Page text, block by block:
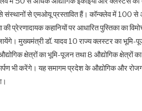
संस्थानों से एमओयू प्रस्तावित हैं। कॉन्क्लेव में 100
प्रेरणादायक कहानियों पर आधारित पुस्तिका का
मुख्यमंत्री डॉ. यादव 10 राज्य क्लस्टर का
क्षेत्रों का भूमि-पूजन तथा 8 औद्योगिक क्षेत्रों का
भी करेंगे। यह समागम प्रदेश के औद्योगिक और